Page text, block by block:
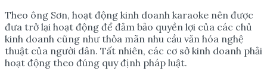
Theo ông Sơn, hoạt động kinh doanh karaoke nên được
đưa trở lại hoạt động để đảm bảo quyền lợi của các chủ
kinh doanh cũng như thỏa mãn nhu cầu văn hóa nghệ
thuật của người dân. Tất nhiên, các cơ sở kinh doanh phải
hoạt động theo đúng quy định pháp luật.